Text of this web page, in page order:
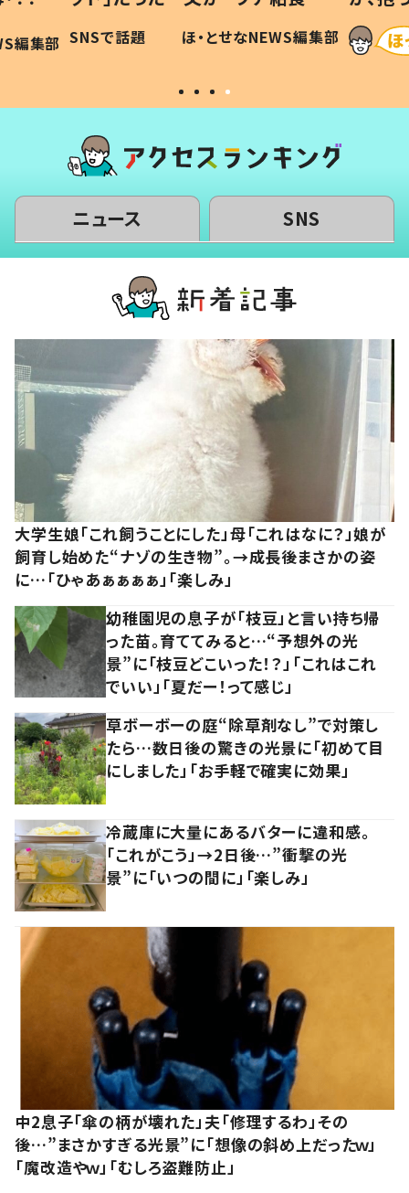
編集部
作り続ける理由とは #令和の親
#令和の子
SNSで話題 ほ・とせなNEWS編集部 「涙が
い」
ニュース SNS
大学生娘「これ飼うことにした」母「これはなに？」娘が
飼育し始めた“ナゾの生き物”。→成長後まさかの姿
に…「ひゃあぁぁぁぁ」「楽しみ」
幼稚園児の息子が「枝豆」と言い持ち帰
った苗。育ててみると…“予想外の光
景”に「枝豆どこいった！？」「これはこれ
でいい」「夏だー！って感じ」
草ボーボーの庭“除草剤なし”で対策し
たら…数日後の驚きの光景に「初めて目
にしました」「お手軽で確実に効果」
冷蔵庫に大量にあるバターに違和感。
「これがこう」→2日後…”衝撃の光
景”に「いつの間に」「楽しみ」
中2息子「傘の柄が壊れた」夫「修理するわ」その
後…”まさかすぎる光景”に「想像の斜め上だったｗ」
「魔改造やｗ」「むしろ盗難防止」